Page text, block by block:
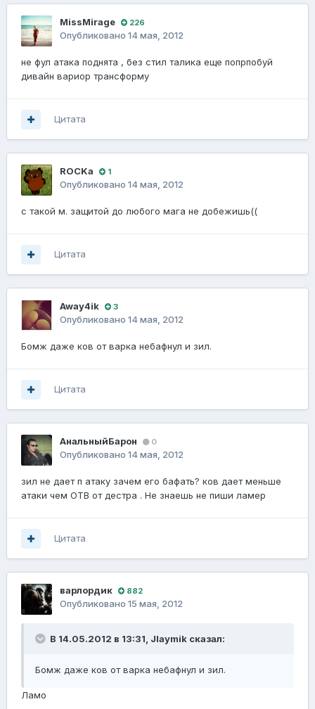
MissMirage 226
Опубликовано 14 мая, 2012
не фул атака поднята , без стил талика еще попрпобуй
дивайн вариор трансформу
Цитата
ROCKa 1
Опубликовано 14 мая, 2012
с такой м. защитой до любого мага не добежишь((
Цитата
Away4ik 3
Опубликовано 14 мая, 2012
Бомж даже ков от варка небафнул и зил.
Цитата
АнальныйБарон 0
Опубликовано 14 мая, 2012
зил не дает п атаку зачем его бафать? ков дает меньше
атаки чем OTB от дестра . Не знаешь не пиши ламер
Цитата
варлордик 882
Опубликовано 15 мая, 2012
В 14.05.2012 в 13:31, JIaymik сказал:
Бомж даже ков от варка небафнул и зил.
Ламо